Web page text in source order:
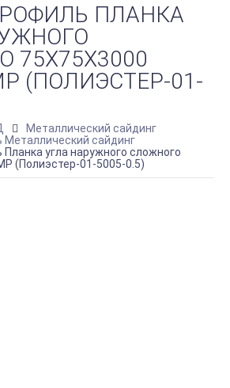
ПЛАНКА
75Х75Х3000
(ПОЛИЭСТЕР-01-
Металлический сайдинг
сайдинг
угла наружного сложного
(Полиэстер-01-5005-0.5)